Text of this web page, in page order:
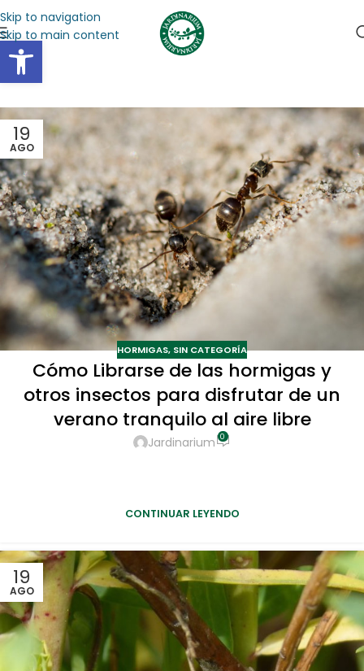
Abrir barra de herramientas
Skip to navigation
Skip to main content
19
AGO
HORMIGAS, SIN CATEGORÍA
Cómo Librarse de las hormigas y
otros insectos para disfrutar de un
verano tranquilo al aire libre
Jardinarium 0
CONTINUAR LEYENDO
19
AGO